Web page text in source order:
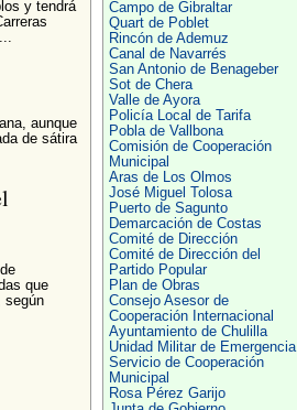
y tendrá
aunque
de sátira
que
según
Campo de Gibraltar
Quart de Poblet
Rincón de Ademuz
Canal de Navarrés
San Antonio de Benageber
Sot de Chera
Valle de Ayora
Policía Local de Tarifa
Pobla de Vallbona
Comisión de Cooperación
Municipal
Aras de Los Olmos
José Miguel Tolosa
Puerto de Sagunto
Demarcación de Costas
Comité de Dirección
Comité de Dirección del
Partido Popular
Plan de Obras
Consejo Asesor de
Cooperación Internacional
Ayuntamiento de Chulilla
Unidad Militar de Emergencia
Servicio de Cooperación
Municipal
Rosa Pérez Garijo